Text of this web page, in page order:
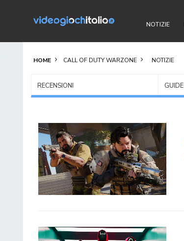
NOTIZIE
HOME CALL OF DUTY WARZONE NOTIZIE
RECENSIONI GUIDE